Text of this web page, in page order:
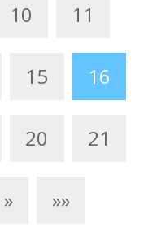
10 11
15 16
20 21
» »»